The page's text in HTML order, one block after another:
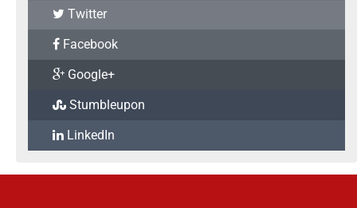
Twitter
Facebook
Google+
Stumbleupon
LinkedIn